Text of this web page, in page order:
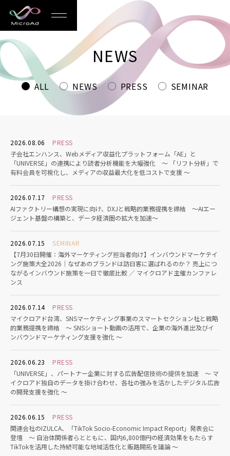
MicroAd
-
Redesigning
the
Future
NEWS
ALL NEWS PRESS SEMINAR
2026.08.06
PRESS
子会社エンハンス、Webメディア収益化プラットフォーム「AE」と
「UNIVERSE」の連携により読者分析機能を大幅強化 〜 「リフト分析」で
有料会員を可視化し、メディアの収益最大化を低コストで支援 〜
2026.07.17
PRESS
AIファクトリー構想の実現に向け、DXJと戦略的業務提携を締結 〜AIエー
ジェント基盤の構築と、データ経済圏の拡大を加速〜
2026.07.15
SEMINAR
【7月30日開催：海外マーケティング担当者向け】インバウンドマーケテイ
ング施策大全2026｜なぜあのブランドは訪日客に選ばれるのか？ 売上につ
ながるインバウンド施策を一日で徹底比較 ／ マイクロアド主催カンファレ
ンス
2026.07.14
PRESS
マイクロアド台湾、SNSマーケティング事業のスマートセクション社と戦略
的業務提携を締結 〜 SNSショート動画の活用で、企業の海外進出及びイ
ンバウンドマーケティング支援を強化 〜
2026.06.23
PRESS
「UNIVERSE」、パートナー企業に対する広告配信技術の提供を加速 〜 マ
イクロアド独自のデータを掛け合わせ、各社の強みを活かしたデジタル広告
の開発支援を強化 〜
2026.06.15
PRESS
関連会社のIZULCA、「TikTok Socio-Economic Impact Report」発表会に
登壇 〜 自治体関係者らとともに、国内6,800億円の経済効果をもたらす
TikTokを活用した持続可能な地域活性化と販路開拓を議論 〜